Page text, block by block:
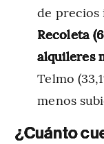
de
Recoleta
alquileres
Telmo
menos
¿Cuánto